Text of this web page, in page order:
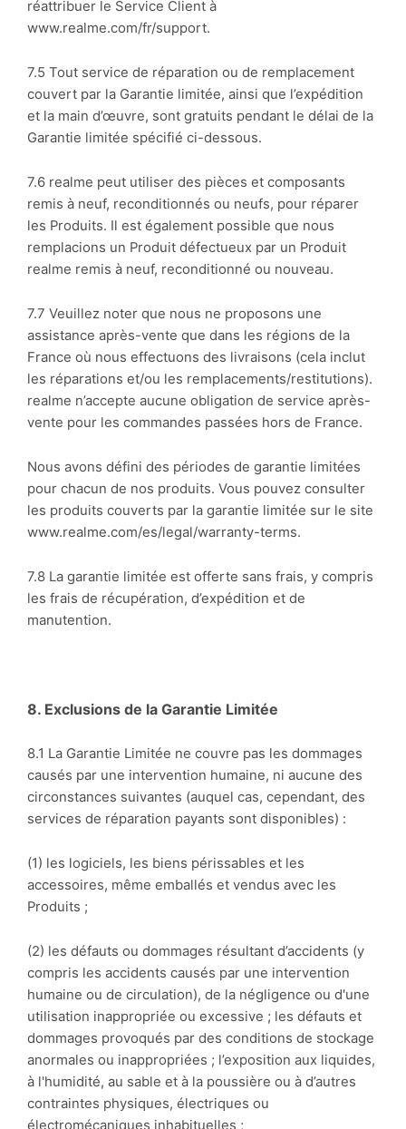
réattribuer le Service Client à
www.realme.com/fr/support.
7.5 Tout service de réparation ou de remplacement
couvert par la Garantie limitée, ainsi que l’expédition
et la main d’œuvre, sont gratuits pendant le délai de la
Garantie limitée spécifié ci-dessous.
7.6 realme peut utiliser des pièces et composants
remis à neuf, reconditionnés ou neufs, pour réparer
les Produits. Il est également possible que nous
remplacions un Produit défectueux par un Produit
realme remis à neuf, reconditionné ou nouveau.
7.7 Veuillez noter que nous ne proposons une
assistance après-vente que dans les régions de la
France où nous effectuons des livraisons (cela inclut
les réparations et/ou les remplacements/restitutions).
realme n’accepte aucune obligation de service après-
vente pour les commandes passées hors de France.
Nous avons défini des périodes de garantie limitées
pour chacun de nos produits. Vous pouvez consulter
les produits couverts par la garantie limitée sur le site
www.realme.com/es/legal/warranty-terms.
7.8 La garantie limitée est offerte sans frais, y compris
les frais de récupération, d’expédition et de
manutention.
8. Exclusions de la Garantie Limitée
8.1 La Garantie Limitée ne couvre pas les dommages
causés par une intervention humaine, ni aucune des
circonstances suivantes (auquel cas, cependant, des
services de réparation payants sont disponibles) :
(1) les logiciels, les biens périssables et les
accessoires, même emballés et vendus avec les
Produits ;
(2) les défauts ou dommages résultant d’accidents (y
compris les accidents causés par une intervention
humaine ou de circulation), de la négligence ou d'une
utilisation inappropriée ou excessive ; les défauts et
dommages provoqués par des conditions de stockage
anormales ou inappropriées ; l’exposition aux liquides,
à l'humidité, au sable et à la poussière ou à d’autres
contraintes physiques, électriques ou
électromécaniques inhabituelles ;